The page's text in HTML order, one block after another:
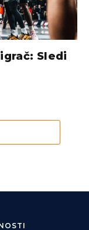
Sledi